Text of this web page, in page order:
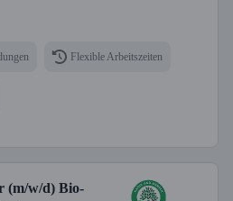
Flexible Arbeitszeiten
(m/w/d) Bio-